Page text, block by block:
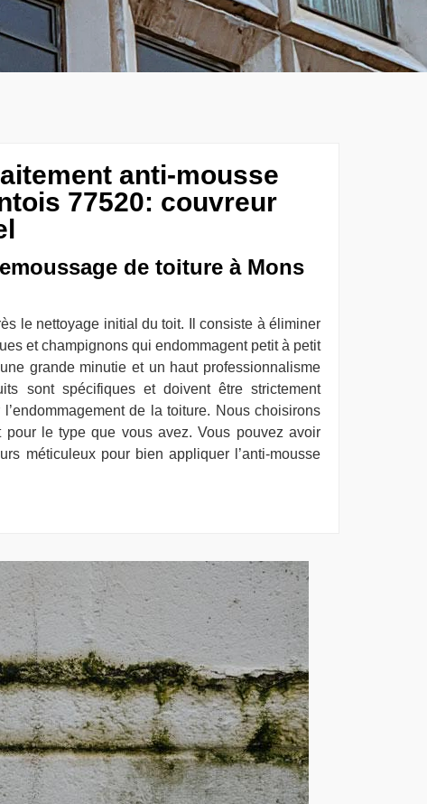
anti-mousse
77520: couvreur
de toiture à Mons
le nettoyage initial du toit. Il consiste à éliminer
et champignons qui endommagent petit à petit
grande minutie et un haut professionnalisme
sont spécifiques et doivent être strictement
de la toiture. Nous choisirons
le type que vous avez. Vous pouvez avoir
méticuleux pour bien appliquer l’anti-mousse